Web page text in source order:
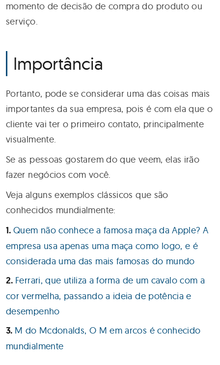
momento de decisão de compra do produto ou
serviço.
Importância
Portanto, pode se considerar uma das coisas mais
importantes da sua empresa, pois é com ela que o
cliente vai ter o primeiro contato, principalmente
visualmente.
Se as pessoas gostarem do que veem, elas irão
fazer negócios com você.
Veja alguns exemplos clássicos que são
conhecidos mundialmente:
Quem não conhece a famosa maça da Apple? A
empresa usa apenas uma maça como logo, e é
considerada uma das mais famosas do mundo
Ferrari, que utiliza a forma de um cavalo com a
cor vermelha, passando a ideia de potência e
desempenho
M do Mcdonalds, O M em arcos é conhecido
mundialmente